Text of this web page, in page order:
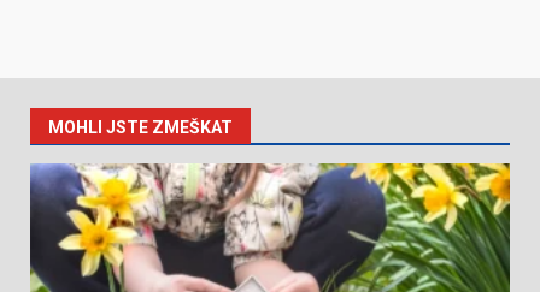
MOHLI JSTE ZMEŠKAT